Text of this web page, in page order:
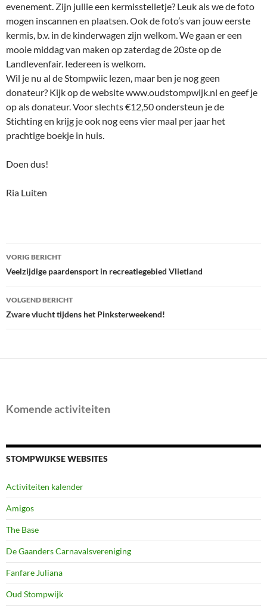
evenement. Zijn jullie een kermisstelletje? Leuk als we de foto
mogen inscannen en plaatsen. Ook de foto’s van jouw eerste
kermis, b.v. in de kinderwagen zijn welkom. We gaan er een
mooie middag van maken op zaterdag de 20ste op de
Landlevenfair. Iedereen is welkom.
Wil je nu al de Stompwiic lezen, maar ben je nog geen
donateur? Kijk op de website www.oudstompwijk.nl en geef je
op als donateur. Voor slechts €12,50 ondersteun je de
Stichting en krijg je ook nog eens vier maal per jaar het
prachtige boekje in huis.
Doen dus!
Ria Luiten
Bericht
navigatie
VORIG BERICHT
Veelzijdige paardensport in recreatiegebied Vlietland
VOLGEND BERICHT
Zware vlucht tijdens het Pinksterweekend!
Komende activiteiten
STOMPWIJKSE WEBSITES
Activiteiten kalender
Amigos
The Base
De Gaanders Carnavalsvereniging
Fanfare Juliana
Oud Stompwijk